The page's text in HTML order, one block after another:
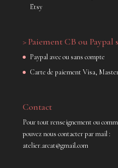
Etsy
> Paiement CB ou Paypal
Paypal avec ou sans compte
Carte de paiement Visa,
Contact
Pour tout renseignement ou
pouvez nous contacter par mail :
atelier.arcat@gmail.com